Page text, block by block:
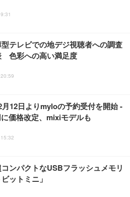
オフィスチェア／デスクチェア メッシ
スチェア デスクチェア 疲れない テレ
強化バックレスト 30度ロッキング機
通気性メッシュ ゲーミング/勉強/事
パソコンチェア (ブラック)
スチェア デスクチェア 疲れない テレ
強化バックレスト 30度ロッキング機
通気性メッシュ ゲーミング/勉強/事
パソコンチェア (ホワイト)
フィスチェア デスクチェア 肘なし メ
ランバーサポート付き 腰サポート ガ
向けプレミアムモニター | FlexScan
| 27.0型4K UHD・USB Type-C・ホワ
ゲーミングモニター DualSense 充電
ZDM1J）
Dell E2724HS 27インチ 液晶モニタ
）VA 非光沢 HDMI/DisplayP
280Hz/FHD】GRAPHT THE S
Monitor 24” Essential ゲーミン
ック ペットシーツ 厚型 ワイド 42枚
フ ネオ・オムツ L 中型犬用 26枚入
マートベーシック) 【Amazon.co.jp
Basic アイリスオーヤマ ペットシーツ
マ ペットシーツ 超厚型 お徳用 レギ
テレビでの地デジ視聴者への調査
色彩への高い満足度
月12日よりmyloの予約受付を開始 -
価格改定、mixiモデルも
ンパクトなUSBフラッシュメモリ
ットミニ」